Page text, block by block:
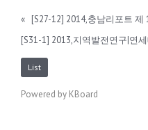
« [S27-12] 2014,충남리포트 제
[S31-1] 2013,지역발전연구|연
List
Powered by KBoard